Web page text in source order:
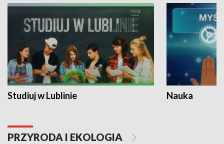
Studiuj w Lublinie Nauka
PRZYRODA I EKOLOGIA